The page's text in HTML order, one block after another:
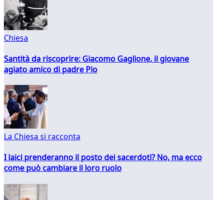
Chiesa
Santità da riscoprire: Giacomo Gaglione, il giovane
agiato amico di padre Pio
La Chiesa si racconta
I laici prenderanno il posto dei sacerdoti? No, ma ecco
come può cambiare il loro ruolo